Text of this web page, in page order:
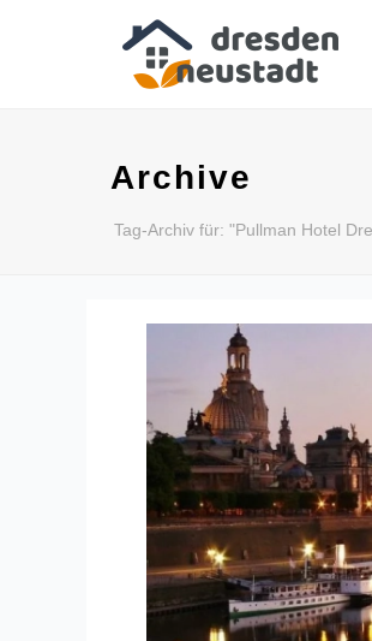
Archive
Tag-Archiv für: "Pullman Hotel